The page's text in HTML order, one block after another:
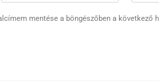
mentése a böngészőben a következő